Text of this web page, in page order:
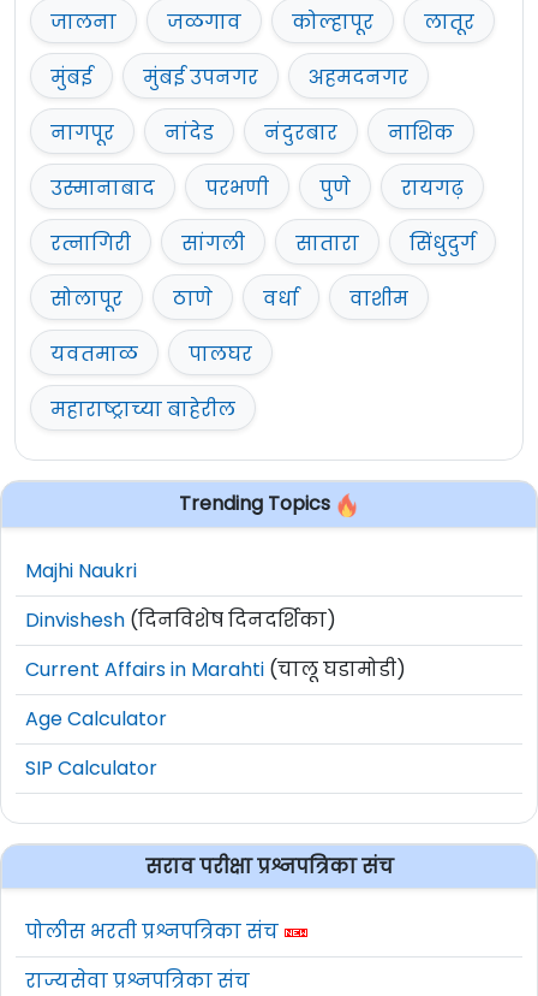
जालना
जळगाव कोल्हापूर
लातूर
मुंबई
मुंबई उपनगर
अहमदनगर
नागपूर
नांदेड नंदुरबार
नाशिक
उस्मानाबाद
परभणी पुणे
रायगढ़
रत्नागिरी
सांगली सातारा
सिंधुदुर्ग
सोलापूर
ठाणे वर्धा
वाशीम
यवतमाळ
पालघर
महाराष्ट्राच्या बाहेरील
Trending Topics
Majhi Naukri
Dinvishesh (दिनविशेष दिनदर्शिका)
Current Affairs in Marahti (चालू घडामोडी)
Age Calculator
SIP Calculator
सराव परीक्षा प्रश्नपत्रिका संच
पोलीस भरती प्रश्नपत्रिका संच
राज्यसेवा प्रश्नपत्रिका संच